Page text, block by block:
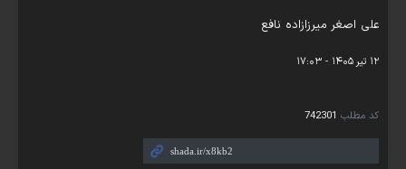
علی اصغر میرزازاده نافع
۱۲ تیر ۱۴۰۵ - ۱۷:۰۳
کد مطلب 742301